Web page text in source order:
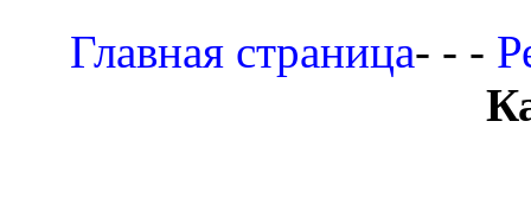
Главная страница- - -